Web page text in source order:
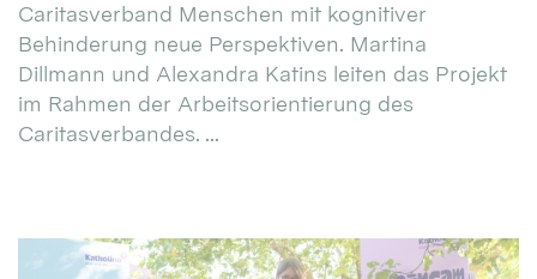
Caritasverband Menschen mit kognitiver
Behinderung neue Perspektiven. Martina
Dillmann und Alexandra Katins leiten das Projekt
im Rahmen der Arbeitsorientierung des
Caritasverbandes. ...